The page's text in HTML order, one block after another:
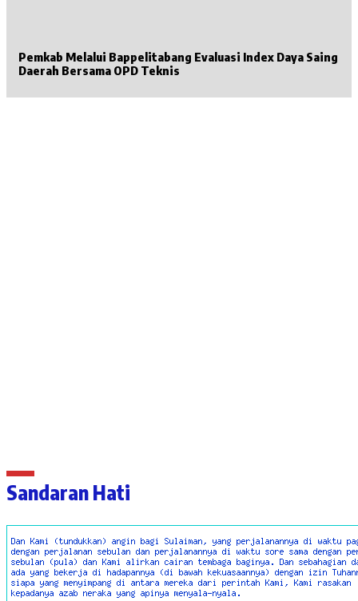
Pemkab Melalui Bappelitabang Evaluasi Index Daya Saing
Daerah Bersama OPD Teknis
Sandaran Hati